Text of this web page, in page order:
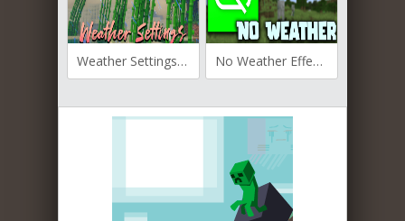
Weather Settings для Майнкрафт [1.20.1, 1.19.4, 1.19.2] No Weather Effects для Майнкрафт [1.19.4, 1.19.3, 1.19.2]